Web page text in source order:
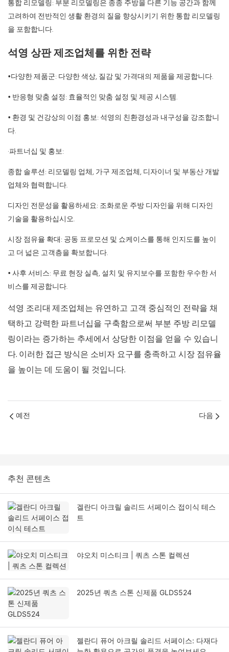
통합 리모델링: 부분 리모델링은 종종 주방을 다른 기능 공간과 함께
고려하여 전반적인 생활 환경의 질을 향상시키기 위한 통합 리모델링
을 포함합니다.
석영 상판 제조업체를 위한 전략
•다양한 제품군: 다양한 색상, 질감 및 가격대의 제품을 제공합니다.
• 반응형 맞춤 설정: 효율적인 맞춤 설정 및 제공 시스템.
• 환경 및 건강상의 이점 홍보: 석영의 친환경성과 내구성을 강조합니
다.
·파트너십 및 홍보:
종합 솔루션: 리모델링 업체, 가구 제조업체, 디자이너 및 부동산 개발
업체와 협력합니다.
디자인 전문성을 활용하세요: 조화로운 주방 디자인을 위해 디자인
기술을 활용하십시오.
시장 점유율 확대: 공동 프로모션 및 쇼케이스를 통해 인지도를 높이
고 더 넓은 고객층을 확보합니다.
• 사후 서비스: 무료 현장 실측, 설치 및 유지보수를 포함한 우수한 서
비스를 제공합니다.
석영 조리대제조업체는 유연하고 고객 중심적인 전략을 채
택하고 강력한 파트너십을 구축함으로써 부분 주방 리모델
링이라는 증가하는 추세에서 상당한 이점을 얻을 수 있습니
다. 이러한 접근 방식은 소비자 요구를 충족하고 시장 점유율
을 높이는 데 도움이 될 것입니다.
예전 다음
추천 콘텐츠
겔란디 아크릴 솔리드 서페이스 접이식 테스
트
야오치 미스티크 | 쿼츠 스톤 컬렉션
2025년 쿼츠 스톤 신제품 GLDS524
젤란디 퓨어 아크릴 솔리드 서페이스: 다재다